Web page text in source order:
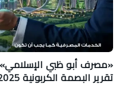
تقرير البصمة الكربونية 2025